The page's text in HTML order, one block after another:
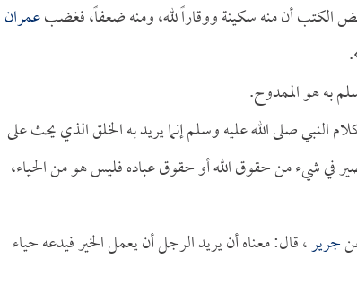
الكتب أن منه سكينة ووقاراً لله، ومنه ضعفاً، فغضبعمران
به هو الممدوح.
النبي صلى الله عليه وسلم إنما يريد به الخلق الذي يحث على
في شيء من حقوق الله أو حقوق عباده فليس هو من الحياء،
جرير، قال: معناه أن يريد الرجل أن يعمل الخير فيدعه حياء